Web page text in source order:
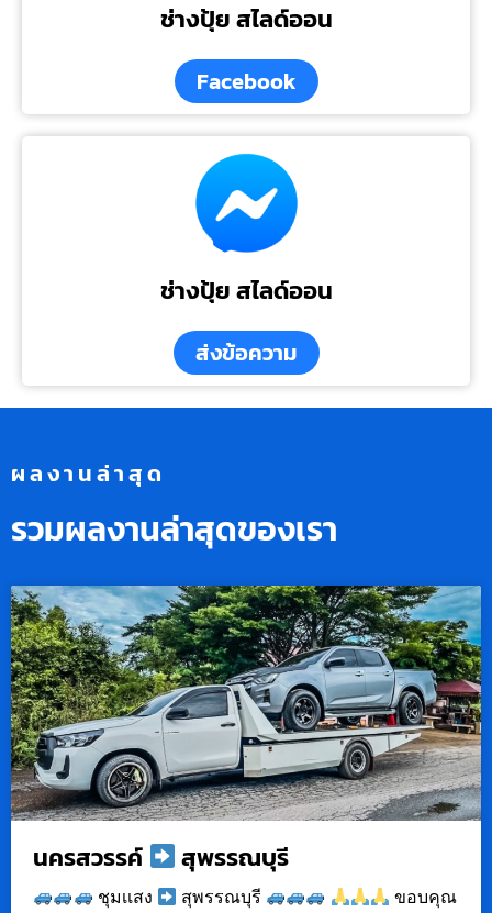
ช่างปุ้ย สไลด์ออน
Facebook
ช่างปุ้ย สไลด์ออน
ส่งข้อความ
ผลงานล่าสุด
รวมผลงานล่าสุดของเรา
นครสวรรค์ สุพรรณบุรี
ชุมเเสง สุพรรณบุรี ขอบคุณ